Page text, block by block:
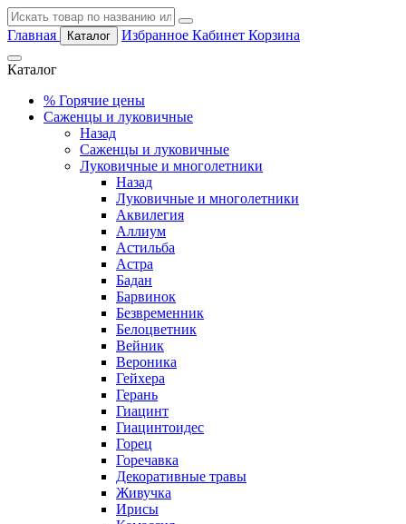
Главная Каталог Избранное Кабинет Корзина
Каталог
% Горячие цены
Саженцы и луковичные
Назад
Саженцы и луковичные
Луковичные и многолетники
Назад
Луковичные и многолетники
Аквилегия
Аллиум
Астильба
Астра
Бадан
Барвинок
Безвременник
Белоцветник
Вейник
Вероника
Гейхера
Герань
Гиацинт
Гиацинтоидес
Горец
Горечавка
Декоративные травы
Живучка
Ирисы